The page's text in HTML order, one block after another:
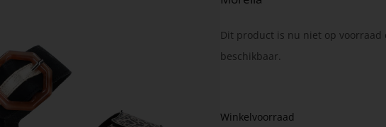
Dit product is nu niet op voorraad
beschikbaar.
Winkelvoorraad